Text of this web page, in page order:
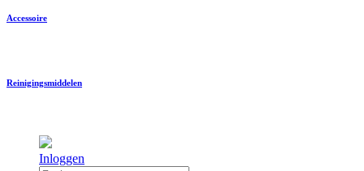
Accessoire
Reinigingsmiddelen
Inloggen